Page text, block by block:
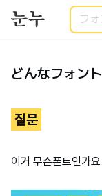
検索
どんなフォン
질문
이거 무슨폰트인가